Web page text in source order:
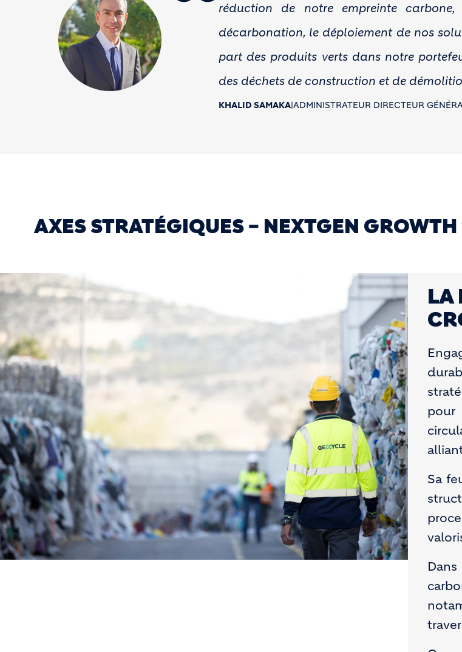
réduction de notre empreinte
décarbonation, le déploiement de nos
part des produits verts dans notre
des déchets de construction et de
KHALID SAMAKA|ADMINISTRATEUR DIRECTEUR
AXES STRATÉGIQUES – NEXTGEN
LA
pour
Sa